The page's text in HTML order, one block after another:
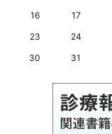
16
17
23
24
30
31